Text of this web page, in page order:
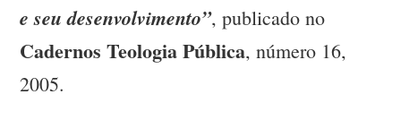
e seu desenvolvimento”, publicado no
Cadernos Teologia Pública, número 16,
2005.